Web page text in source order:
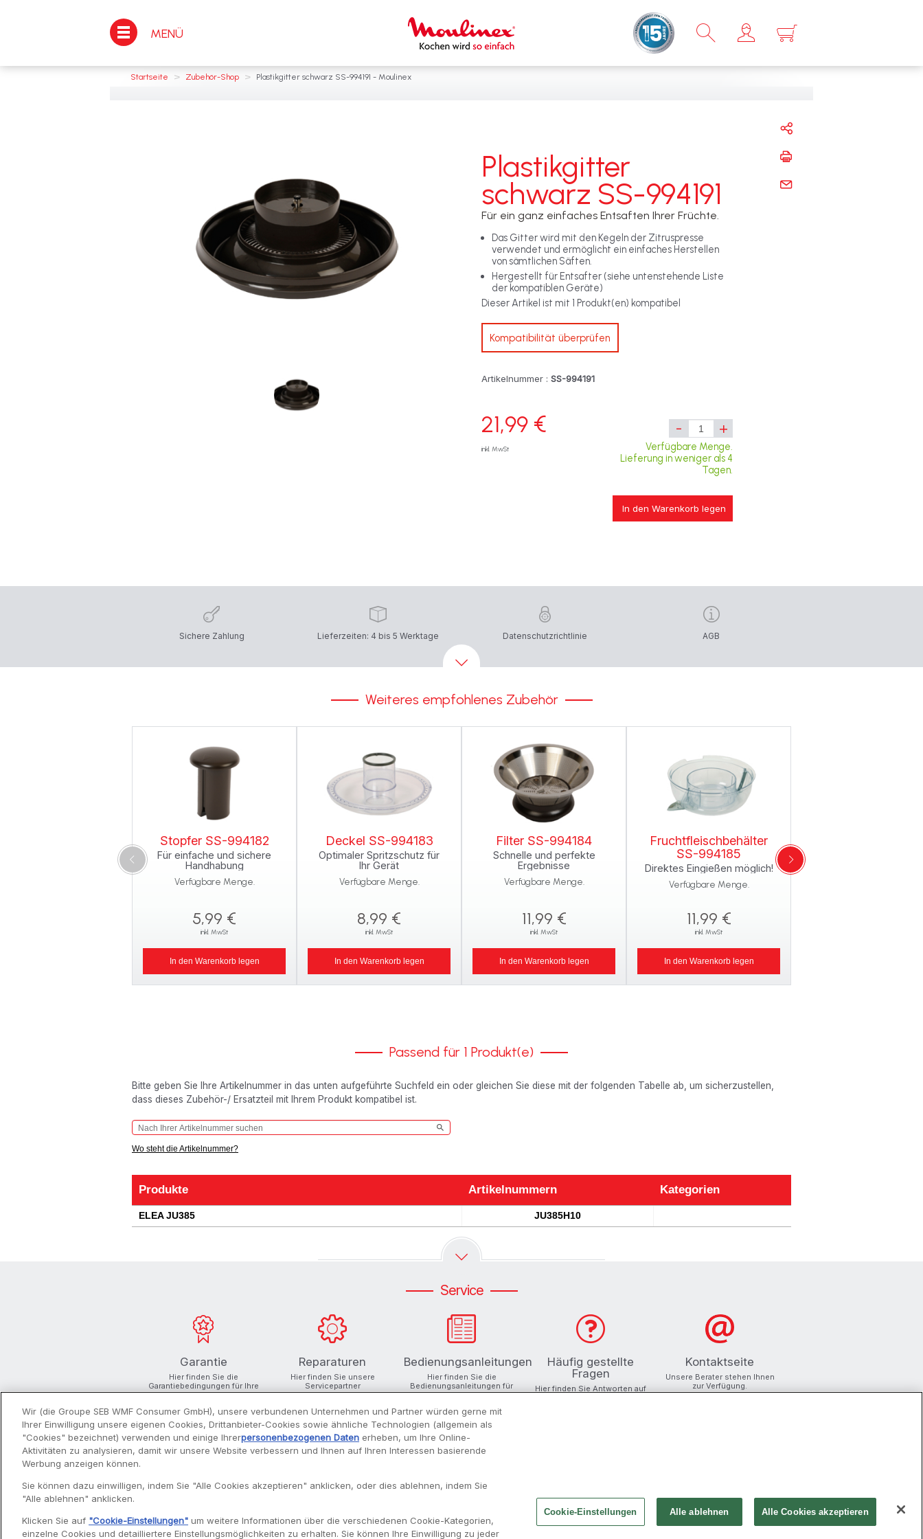
MENÜ ×
Startseite > Zubehör-Shop > Plastikgitter schwarz SS-994191 - Moulinex
Plastikgitter
schwarz SS-994191
Für ein ganz einfaches Entsaften Ihrer Früchte.
Das Gitter wird mit den Kegeln der Zitruspresse
verwendet und ermöglicht ein einfaches Herstellen
von sämtlichen Säften.
Hergestellt für Entsafter (siehe untenstehende Liste
der kompatiblen Geräte)
Dieser Artikel ist mit 1 Produkt(en) kompatibel
Kompatibilität überprüfen
Artikelnummer : SS-994191
21,99 €
inkl. MwSt
- +
Verfügbare Menge.
Lieferung in weniger als 4
Tagen.
In den Warenkorb legen
Sichere Zahlung Lieferzeiten: 4 bis 5 Werktage Datenschutzrichtlinie AGB
Weiteres empfohlenes Zubehör
Stopfer SS-994182
Für einfache und sichere
Handhabung
Verfügbare Menge.
5,99 €
inkl. MwSt
In den Warenkorb legen
Deckel SS-994183
Optimaler Spritzschutz für
Ihr Gerät
Verfügbare Menge.
8,99 €
inkl. MwSt
In den Warenkorb legen
Filter SS-994184
Schnelle und perfekte
Ergebnisse
Verfügbare Menge.
11,99 €
inkl. MwSt
In den Warenkorb legen
Fruchtfleischbehälter
SS-994185
Direktes Eingießen möglich!
Verfügbare Menge.
11,99 €
inkl. MwSt
In den Warenkorb legen
Passend für 1 Produkt(e)
Bitte geben Sie Ihre Artikelnummer in das unten aufgeführte Suchfeld ein oder gleichen Sie diese mit der folgenden Tabelle ab, um sicherzustellen,
dass dieses Zubehör-/ Ersatzteil mit Ihrem Produkt kompatibel ist.
Wo steht die Artikelnummer?
Produkte Artikelnummern
Kategorien
Produkte
Artikelnummern
ELEA JU385 JU385H10
Service
Garantie
Hier finden Sie die
Garantiebedingungen für Ihre
Produkte
Reparaturen
Hier finden Sie unsere
Servicepartner
Bedienungsanleitungen
Hier finden Sie die
Bedienungsanleitungen für
Ihre Produkte
Häufig gestellte
Fragen
Hier finden Sie Antworten auf
Kontaktseite
Unsere Berater stehen Ihnen
zur Verfügung.
PRODUKTE
Filterkaffeemaschinen
Fritteusen
INSPIRATIONEN
Moulisearch
Unsere Cookboards
Unsere Geschichte
Wir (die Groupe SEB WMF Consumer GmbH), unsere verbundenen Unternehmen und Partner würden gerne mit
Ihrer Einwilligung unsere eigenen Cookies, Drittanbieter-Cookies sowie ähnliche Technologien (allgemein als
"Cookies" bezeichnet) verwenden und einige Ihrerpersonenbezogenen Daten erheben, um Ihre Online-
Aktivitäten zu analysieren, damit wir unsere Website verbessern und Ihnen auf Ihren Interessen basierende
Werbung anzeigen können.
Sie können dazu einwilligen, indem Sie "Alle Cookies akzeptieren" anklicken, oder dies ablehnen, indem Sie
"Alle ablehnen" anklicken.
Klicken Sie auf "Cookie-Einstellungen" um weitere Informationen über die verschiedenen Cookie-Kategorien,
einzelne Cookies und detailliertere Einstellungsmöglichkeiten zu erhalten. Sie können Ihre Einwilligung zu jeder
Cookie-Einstellungen Alle ablehnen Alle Cookies akzeptieren